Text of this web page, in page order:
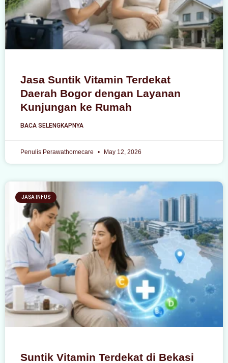
Jasa Suntik Vitamin Terdekat
Daerah Bogor dengan Layanan
Kunjungan ke Rumah
BACA SELENGKAPNYA
Penulis Perawathomecare May 12, 2026
JASA INFUS
Suntik Vitamin Terdekat di Bekasi